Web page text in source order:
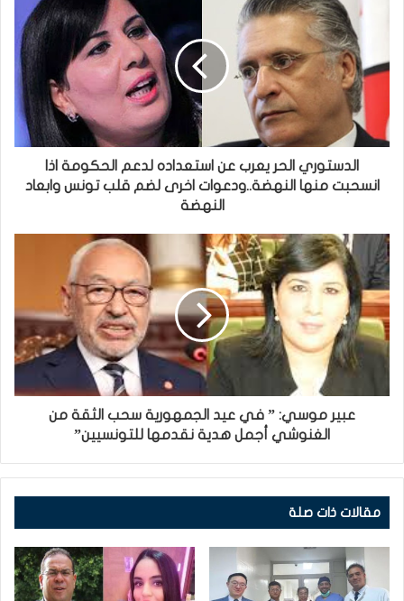
الدستوري الحر يعرب عن استعداده لدعم الحكومة اذا
انسحبت منها النهضة..ودعوات اخرى لضم قلب تونس وابعاد
النهضة
عبير موسي: ” في عيد الجمهورية سحب الثقة من
الغنوشي أجمل هدية نقدمها للتونسيين”
مقالات ذات صلة